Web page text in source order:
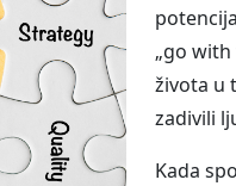
„go
života u
zadivili
Kada